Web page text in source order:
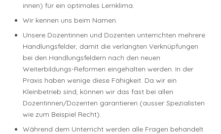
innen) für ein optimales Lernklima.
Wir kennen uns beim Namen.
Unsere Dozentinnen und Dozenten unterrichten mehrere
Handlungsfelder, damit die verlangten Verknüpfungen
bei den Handlungsfeldern nach den neuen
Weiterbildungs-Reformen eingehalten werden. In der
Praxis haben wenige diese Fähigkeit. Da wir ein
Kleinbetrieb sind, können wir das fast bei allen
Dozentinnen/Dozenten garantieren (ausser Spezialisten
wie zum Beispiel Recht).
Während dem Unterricht werden alle Fragen behandelt